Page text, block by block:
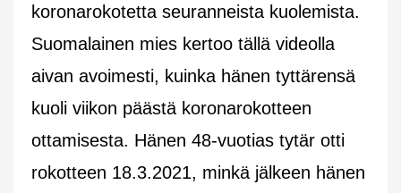
koronarokotetta seuranneista kuolemista.
Suomalainen mies kertoo tällä videolla
aivan avoimesti, kuinka hänen tyttärensä
kuoli viikon päästä koronarokotteen
ottamisesta. Hänen 48-vuotias tytär otti
rokotteen 18.3.2021, minkä jälkeen hänen